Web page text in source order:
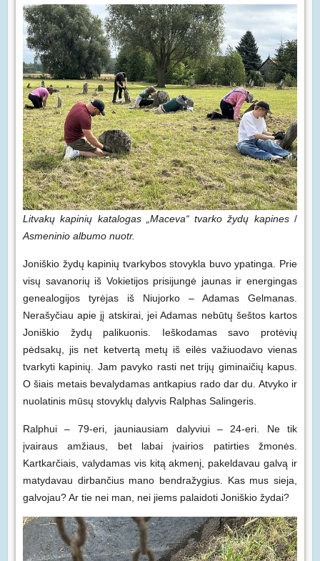
Litvakų kapinių katalogas „Maceva“ tvarko žydų kapines/
Asmeninio albumo nuotr.
Joniškio žydų kapinių tvarkybos stovykla buvo ypatinga. Prie
visų savanorių iš Vokietijos prisijungė jaunas ir energingas
genealogijos tyrėjas iš Niujorko – Adamas Gelmanas.
Nerašyčiau apie jį atskirai, jei Adamas nebūtų šeštos kartos
Joniškio žydų palikuonis. Ieškodamas savo protėvių
pėdsakų, jis net ketvertą metų iš eilės važiuodavo vienas
tvarkyti kapinių. Jam pavyko rasti net trijų giminaičių kapus.
O šiais metais bevalydamas antkapius rado dar du. Atvyko ir
nuolatinis mūsų stovyklų dalyvis Ralphas Salingeris.
Ralphui – 79-eri, jauniausiam dalyviui – 24-eri. Ne tik
įvairaus amžiaus, bet labai įvairios patirties žmonės.
Kartkarčiais, valydamas vis kitą akmenį, pakeldavau galvą ir
matydavau dirbančius mano bendražygius. Kas mus sieja,
galvojau? Ar tie nei man, nei jiems palaidoti Joniškio žydai?